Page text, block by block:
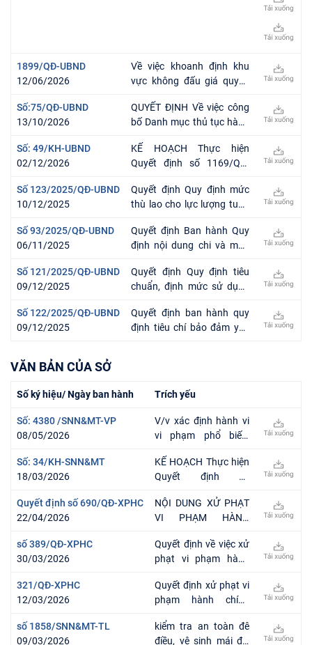
1899/QĐ-UBND
12/06/2026
Về việc khoanh định khu
vực không đấu giá quyền
thuộc thẩm quyền cấp
phép của Chủ tịch Ủy ban
với các khu vực khoáng
sản đá vôi, sét làm nguyên
liệu sản xuất xi măng và
khoáng sản là phụ gia điều
chỉnh làm xi măng đã xác
định trong quy hoạch
khoáng sản nhóm II trên
Số:75/QĐ-UBND
13/10/2026
QUYẾT ĐỊNH Về việc công
bố Danh mục thủ tục hành
sung lĩnh vực trồng trọt và
bảo vệ thực vật thuộc
cấp tỉnh trên địa bàn tỉnh
Phú Thọ
Số: 49/KH-UBND
02/12/2026
KẾ HOẠCH Thực hiện
Quyết định số 1169/QĐ-
Thủ tướng Chính phủ phê
duyệt Chương trình “Đẩy
hiện Nghị quyết số 57-
NQ/TW ngày 22/12/2024
của Bộ Chính trị về đột phá
phát triển khoa học, công
nghệ, đổi mới sáng tạo và
chuyển đổi số quốc gia đến
năm 2030”
Số 123/2025/QĐ-UBND
10/12/2025
Quyết định Quy định mức
thù lao cho lực lượng tuần
lũ trên địa bàn tỉnh Phú Thọ
Số 93/2025/QĐ-UBND
06/11/2025
Quyết định Ban hành Quy
định nội dung chi và mức
thiên tai tỉnh Phú Thọ
Số 121/2025/QĐ-UBND
09/12/2025
Quyết định Quy định tiêu
chuẩn, định mức sử dụng
dùng phòng, chống thiên
tai của các cơ quan, tổ
Số 122/2025/QĐ-UBND
09/12/2025
Quyết định ban hành quy
định tiêu chí bảo đảm yêu
bàn tỉnh Phú Thọ
VĂN BẢN CỦA SỞ
Số ký hiệu/ Ngày ban hành Trích yếu
Số: 4380 /SNN&MT-VP
08/05/2026
V/v xác định hành vi
vi phạm phổ biến,
thời hạn pháp lý mà
doanh nghiệp, hộ kinh
Số: 34/KH-SNN&MT
18/03/2026
KẾ HOẠCH Thực hiện
Quyết định số
16/6/2025 của Thủ
tướng Chính phủ phê
“Đẩy mạnh truyền
thông thực hiện Nghị
quyết số 57-NQ/TW
ngày 22/12/2024 của
Bộ Chính trị về đột
phá phát triển khoa
học, công nghệ, đổi
Quyết định số 690/QĐ-XPHC
22/04/2026
NỘI DUNG XỬ PHẠT
VI PHẠM HÀNH
VỰC BẢO VỆ MÔI
TRƯỜNG ĐỐI VỚI
THƯƠNG MẠI VÀ SẢN
XUẤT SƠN LÂM
số 389/QĐ-XPHC
30/03/2026
Quyết định về việc xử
phạt vi phạm hành
TNHH K-Tarp Vina
321/QĐ-XPHC
12/03/2026
Quyết định xử phạt vi
phạm hành chính
môi trường đối với
số 1858/SNN&MT-TL
09/03/2026
kiểm tra an toàn đê
điều, vệ sinh mái đê,